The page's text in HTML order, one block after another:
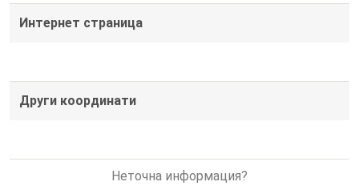
Интернет страница
Други координати
Неточна информация?